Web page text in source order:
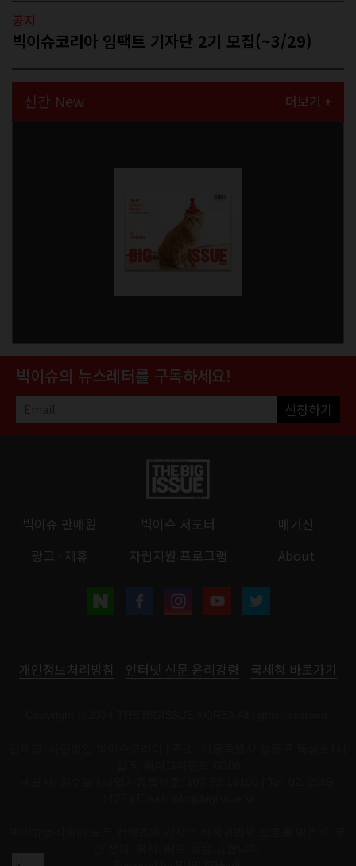
공지
빅이슈코리아 임팩트 기자단 2기 모집(~3/29)
신간 New 더보기 +
빅이슈의 뉴스레터를 구독하세요!
신청하기
빅이슈 판매원 빅이슈 서포터
매거진
광고 · 제휴
자립지원 프로그램 About
개인정보처리방침 인터넷 신문 윤리강령 국세청 바로가기